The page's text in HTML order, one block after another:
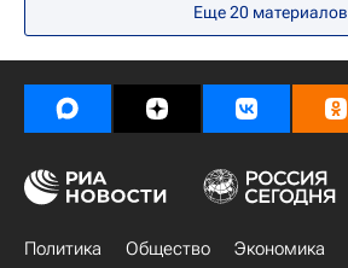
IAAF
Еще20 материалов
Политика Общество Экономика